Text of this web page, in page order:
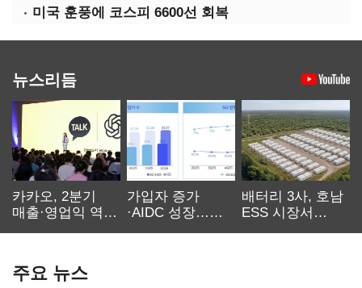
미국 훈풍에 코스피 6600선 회복
뉴스리듬
카카오, 2분기
매출·영업익 역대
가입자 증가
·AIDC 성장…
배터리 3사, 호남
ESS 시장서
주요 뉴스